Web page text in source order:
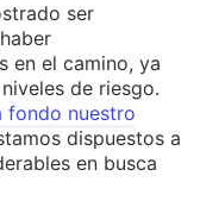
ser
en el camino, ya
de riesgo.
fondo nuestro
dispuestos a
en busca